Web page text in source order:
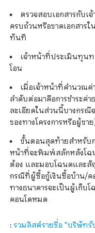
ตรวจสอบเอกสารกับเ
ครบถ้วนหรือขาดเอกสาร
ทันที
เจ้าหน้าที่ประเมินทุน
โอน
เมื่อเจ้าหน้าที่คำนวณค่
ลำดับต่อมาคือการชำระค่า
ละเอียดในส่วนนี้บางกรณี
ของทางโครงการหรือผู้ขาย
ขั้นตอนสุดท้ายสำหรับก
หน้าที่จะพิมพ์สลักหลังโฉ
ต้อง และมอบโฉนดและสั
กรณีที่ผู้ซื้อกู้เงินซื้อบ้าน/ค
ทางธนาคารจะเป็นผู้เก็บโ
คอนโดหมด
: รวมลิสต์รายชื่อ "บริษัทรั